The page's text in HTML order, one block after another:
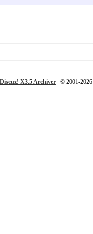
Discuz! X3.5 Archiver © 2001-2026